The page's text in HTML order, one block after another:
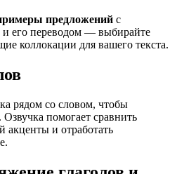
предложений с
и его переводом — выбирайте
коллокации для вашего текста.
рядом со словом, чтобы
помогает сравнить
акценты и отработать